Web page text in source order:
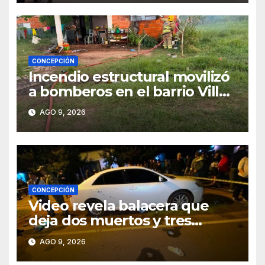
CONCEPCIÓN
Incendio estructural movilizó
a bomberos en el barrio Villa
Alta
AGO 9, 2026
CONCEPCIÓN
Video revela balacera que
deja dos muertos y tres
heridos en Tava’ i, Caazapá
AGO 9, 2026